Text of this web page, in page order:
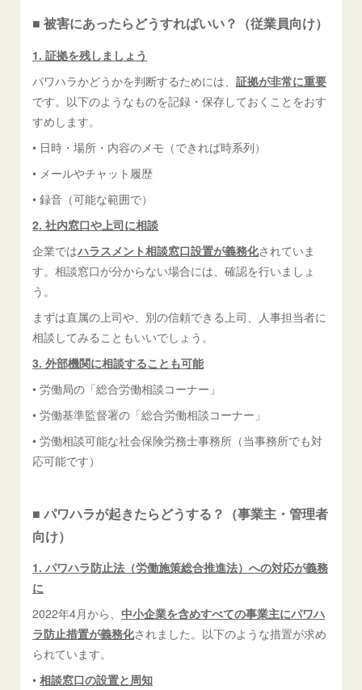
■ 被害にあったらどうすればいい？（従業員向け）
1. 証拠を残しましょう
パワハラかどうかを判断するためには、証拠が非常に重要
です。以下のようなものを記録・保存しておくことをおす
すめします。
• 日時・場所・内容のメモ（できれば時系列）
• メールやチャット履歴
• 録音（可能な範囲で）
2. 社内窓口や上司に相談
企業ではハラスメント相談窓口設置が義務化されていま
す。相談窓口が分からない場合には、確認を行いましょ
う。
まずは直属の上司や、別の信頼できる上司、人事担当者に
相談してみることもいいでしょう。
3. 外部機関に相談することも可能
• 労働局の「総合労働相談コーナー」
• 労働基準監督署の「総合労働相談コーナー」
• 労働相談可能な社会保険労務士事務所（当事務所でも対
応可能です）
■ パワハラが起きたらどうする？（事業主・管理者
向け）
1. パワハラ防止法（労働施策総合推進法）への対応が義務
に
2022年4月から、中小企業を含めすべての事業主にパワハ
ラ防止措置が義務化されました。以下のような措置が求め
られています。
•相談窓口の設置と周知